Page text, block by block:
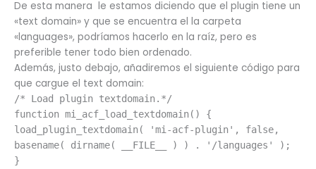
De esta manera le estamos diciendo que el plugin tiene un
«text domain» y que se encuentra el la carpeta
«languages», podríamos hacerlo en la raíz, pero es
preferible tener todo bien ordenado.
Además, justo debajo, añadiremos el siguiente código para
que cargue el text domain:
/* Load plugin textdomain.*/
function mi_acf_load_textdomain() {
load_plugin_textdomain( 'mi-acf-plugin', false,
basename( dirname( __FILE__ ) ) . '/languages' );
}